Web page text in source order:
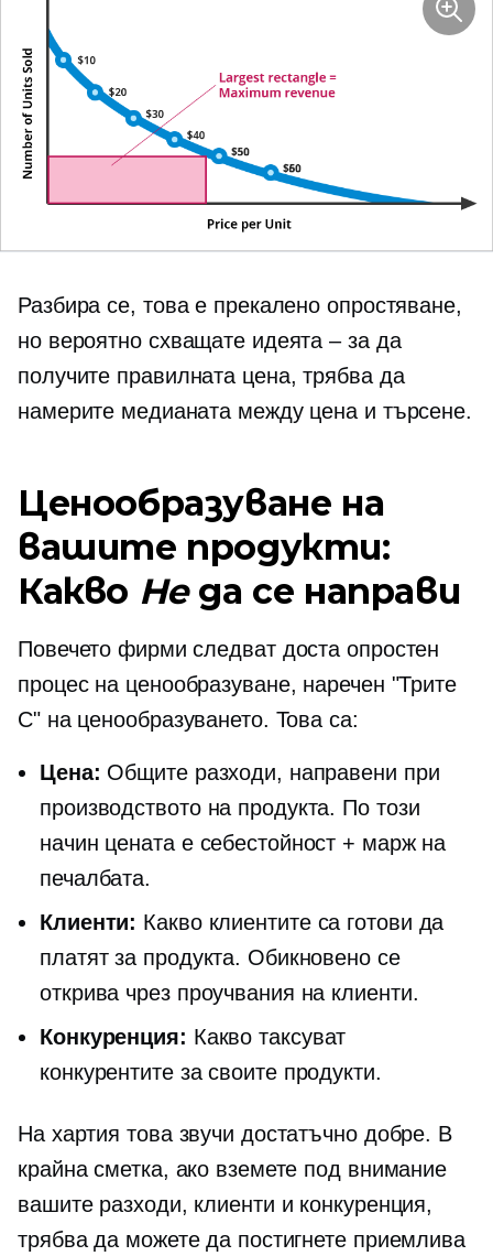
Разбира се, това е прекалено опростяване,
но вероятно схващате идеята – за да
получите правилната цена, трябва да
намерите медианата между цена и търсене.
Ценообразуване на
вашите продукти:
Какво Неда се направи
Повечето фирми следват доста опростен
процес на ценообразуване, наречен "Трите
C" на ценообразуването. Това са:
Цена: Общите разходи, направени при
производството на продукта. По този
начин цената е себестойност + марж на
печалбата.
Клиенти: Какво клиентите са готови да
платят за продукта. Обикновено се
открива чрез проучвания на клиенти.
Конкуренция: Какво таксуват
конкурентите за своите продукти.
На хартия това звучи достатъчно добре. В
крайна сметка, ако вземете под внимание
вашите разходи, клиенти и конкуренция,
трябва да можете да постигнете приемлива